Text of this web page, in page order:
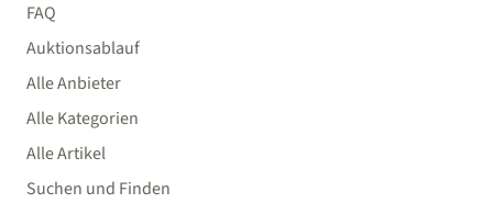
FAQ
Auktionsablauf
Alle Anbieter
Alle Kategorien
Alle Artikel
Suchen und Finden